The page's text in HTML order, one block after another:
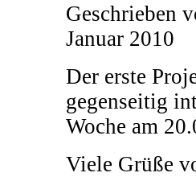
Geschrieben
Januar 2010
Der erste
gegenseitig
Woche am
Viele Grüße